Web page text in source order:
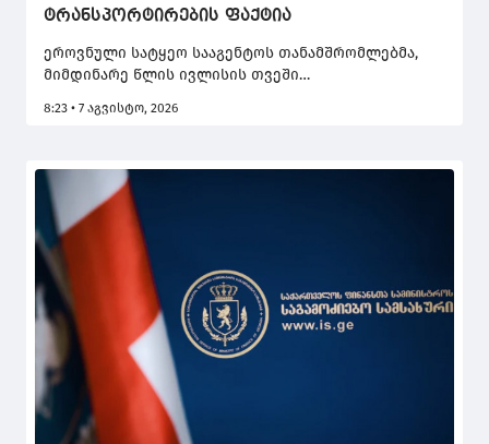
ტრანსპორტირების ფაქტია
ეროვნული სატყეო სააგენტოს თანამშრომლებმა,
მიმდინარე წლის ივლისის თვეში
საიდანაც 41 ფაქტი ხე-ტყის უკანონო მოპოვების,
8:23 • 7 აგვისტო, 2026